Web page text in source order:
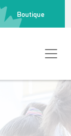
Boutique